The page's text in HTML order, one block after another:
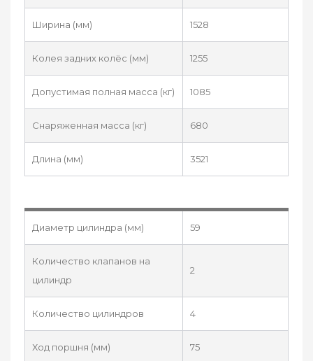
Ширина (мм) 1528
Колея задних колёс (мм) 1255
Допустимая полная масса (кг) 1085
Снаряженная масса (кг) 680
Длина (мм) 3521
Диаметр цилиндра (мм) 59
Количество клапанов на
цилиндр
2
Количество цилиндров 4
Ход поршня (мм) 75